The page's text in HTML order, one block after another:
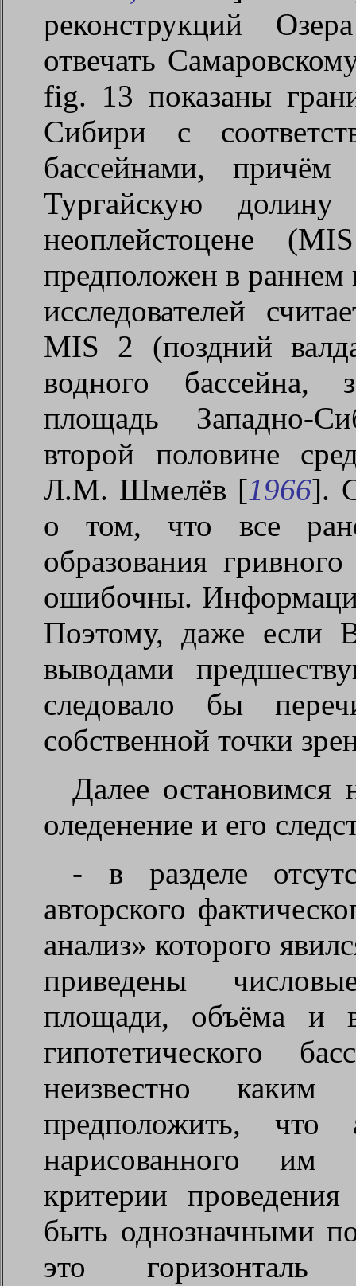
реконструкций
отвечать
fig. 13 показаны
Сибири с
бассейнами,
Тургайскую
неоплейстоцене
предположен в раннем
исследователей
МIS 2 (поздний
водного бассейна,
площадь Западно-
второй половине
Л.М. Шмелёв [1966].
о том, что все
образования
ошибочны.
Поэтому, даже если
выводами
следовало бы
собственной точки
Далее остановимся
оледенение и его
- в разделе
авторского
анализ» которого
приведены
площади, объёма и
гипотетического
неизвестно
предположить, что
нарисованного им
критерии
быть однозначными
это